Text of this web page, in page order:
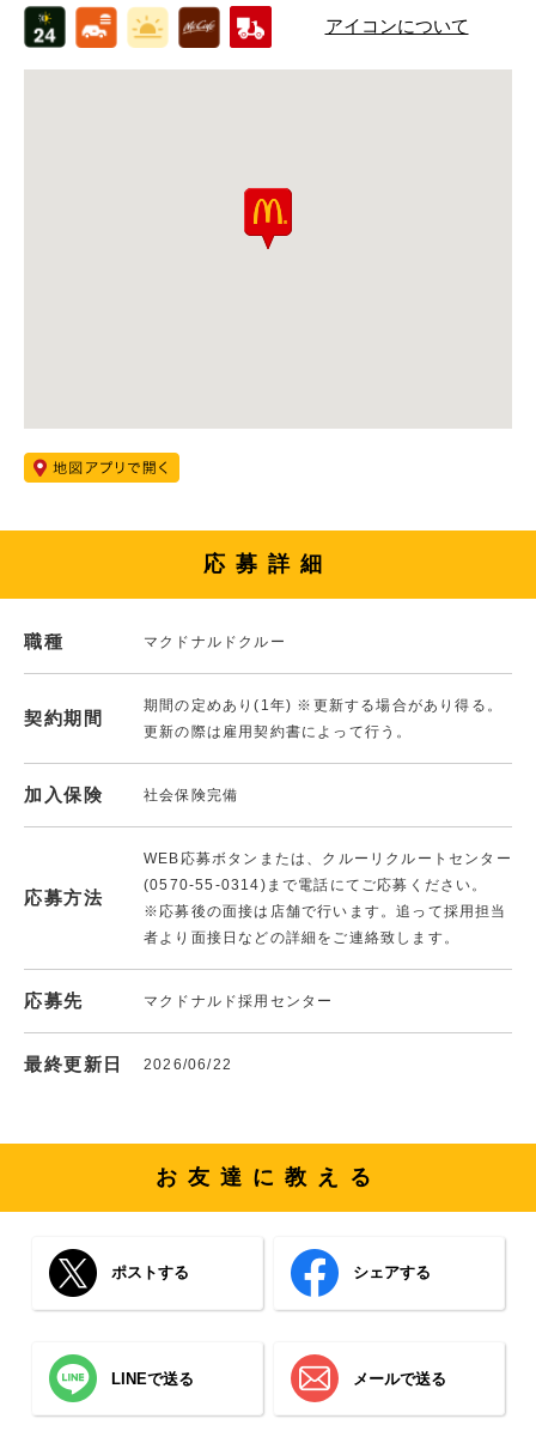
アイコンについて
応募詳細
職種 マクドナルドクルー
契約期間
期間の定めあり(1年) ※更新する場合があり得る。
更新の際は雇用契約書によって行う。
加入保険 社会保険完備
応募方法
WEB応募ボタンまたは、クルーリクルートセンター
(0570-55-0314)まで電話にてご応募ください。
※応募後の面接は店舗で行います。追って採用担当
者より面接日などの詳細をご連絡致します。
応募先 マクドナルド採用センター
最終更新日 2026/06/22
お友達に教える
ポストする シェアする
LINEで送る メールで送る